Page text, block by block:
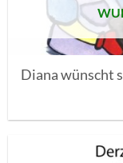
Diana wünscht